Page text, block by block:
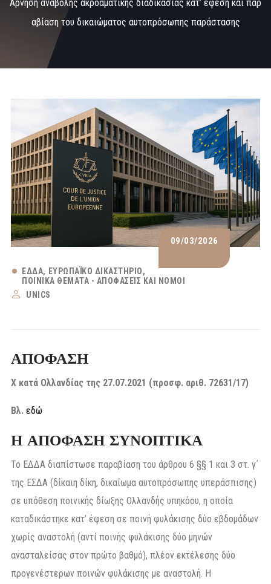
Άρνηση αναβολής ακροαματικής διαδικασίας κατ’ έφεση και παρ
αβίαση του δικαιώματος αυτοπρόσωπης παράστασης
09/03/2026
ΕΔΔΑ
ΕΥΡΩΠΑΪΚΌ ΔΙΚΑΣΤΉΡΙΟ
ΠΟΙΝΙΚΆ ΘΈΜΑΤΑ - ΑΠΟΦΆΣΕΙΣ ΚΑΙ ΝΌΜΟΙ
UNICS
ΑΠΟΦΑΣΗ
X κατά Ολλανδίας της 27.07.2021 (προσφ. αριθ. 72631/17)
Βλ. εδώ
Η ΑΠΟΦΑΣΗ ΣΥΝΟΠΤΙΚΑ
Το ΕΔΔΑ διαπίστωσε παραβίαση του άρθρου 6 §§ 1 και 3 στ. γ΄
της ΕΣΔΑ (δίκαιη δίκη, δικαίωμα αυτοπρόσωπης υπεράσπισης)
σε υπόθεση ποινικής δίωξης Ολλανδής υπηκόου, η οποία
καταδικάστηκε κατ’ έφεση σε ποινή φυλάκισης δύο εβδομάδων
χωρίς αναστολή (αντί ποινής φυλάκισης δύο μηνών
ανασταλείσας στον πρώτο βαθμό), πλέον εκτέλεσης δύο
προγενέστερων ποινών φυλάκισης με αναστολή. Η